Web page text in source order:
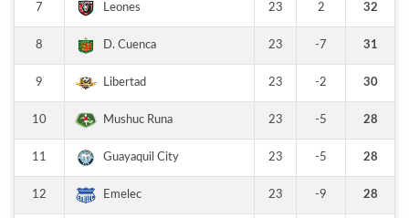
7 Leones 23 2 32
8 D. Cuenca 23 -7 31
9 Libertad 23 -2 30
10 Mushuc Runa 23 -5 28
11 Guayaquil City 23 -5 28
12 Emelec 23 -9 28